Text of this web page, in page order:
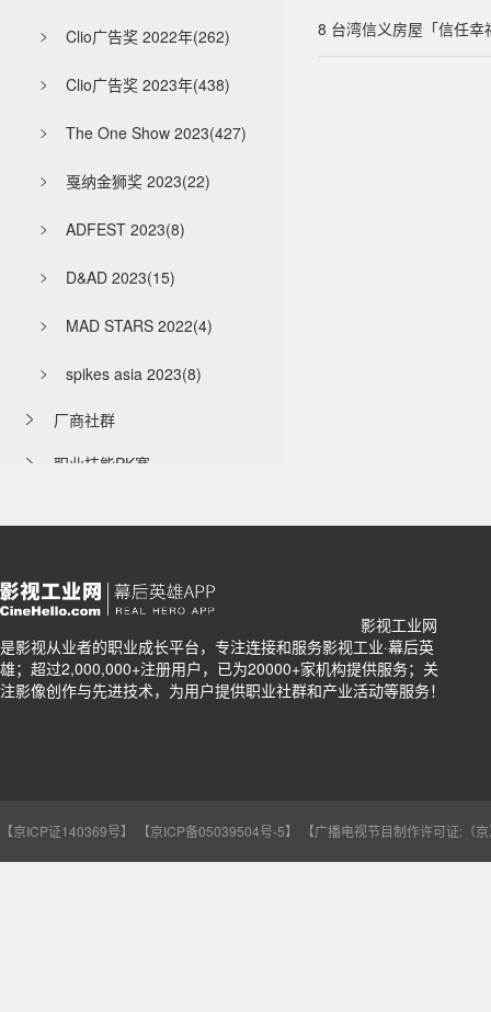
 Clio广告奖 2022年(262)
 Clio广告奖 2023年(438)
 The One Show 2023(427)
 戛纳金狮奖 2023(22)
 ADFEST 2023(8)
 D&AD 2023(15)
 MAD STARS 2022(4)
 spikes asia 2023(8)
 厂商社群
 职业技能PK赛
8 台湾信义房屋「信任幸
关注影像创作与先进技术
影视工业网
是影视从业者的职业成长平台，专注连接和服务影视工业·幕后英
雄；超过2,000,000+注册用户，已为20000+家机构提供服务；关
注影像创作与先进技术，为用户提供职业社群和产业活动等服务！
【京ICP证140369号】 【京ICP备05039504号-5】 【广播电视节目制作许可证:（